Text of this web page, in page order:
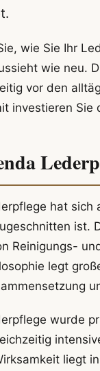
wie Sie Ihr
wie neu.
vor den
investieren
hat
ist.
Reinigungs-
legt
wurde
liegt